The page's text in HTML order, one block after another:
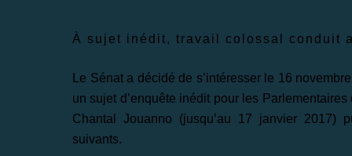
À sujet inédit, travail colossal conduit
Le Sénat a décidé de s’intéresser le 16
un sujet d’enquête inédit pour les
Chantal Jouanno (jusqu’au 17 janvier 2017)
suivants.